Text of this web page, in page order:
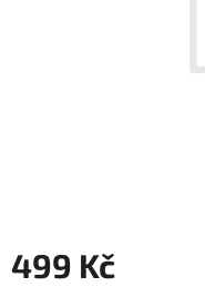
499 Kč